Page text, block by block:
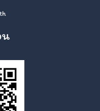
น